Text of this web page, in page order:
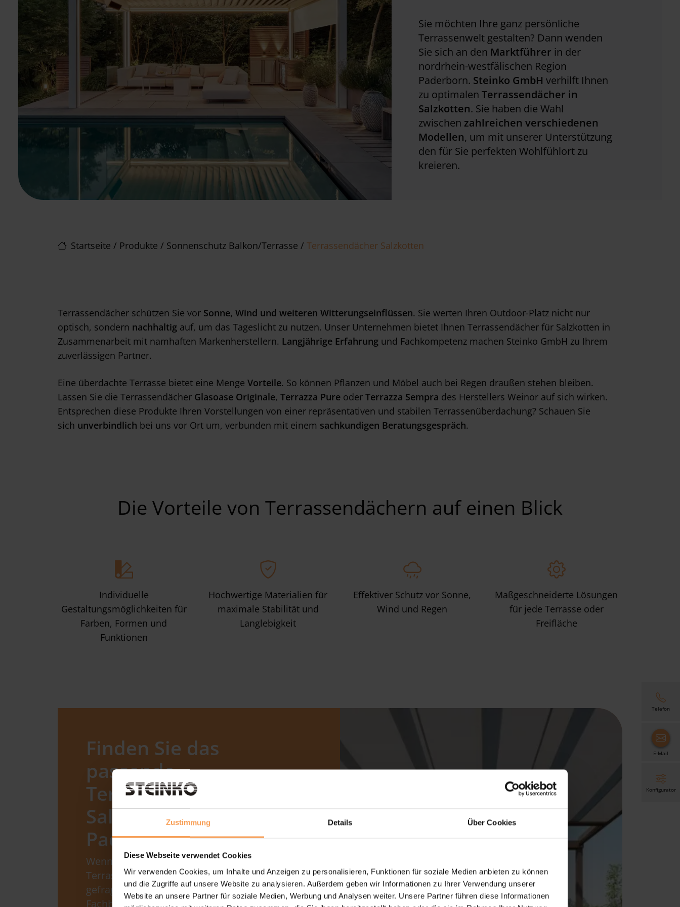
Zustimmung Details Über Cookies
Diese Webseite verwendet Cookies
Wir verwenden Cookies, um Inhalte und Anzeigen zu personalisieren, Funktionen für soziale Medien anbieten zu können
und die Zugriffe auf unsere Website zu analysieren. Außerdem geben wir Informationen zu Ihrer Verwendung unserer
Website an unsere Partner für soziale Medien, Werbung und Analysen weiter. Unsere Partner führen diese Informationen
Startseite / Produkte / Sonnenschutz Balkon/Terrasse / Terrassendächer Salzkotten
Sie möchten Ihre ganz persönliche
Terrassenwelt gestalten? Dann wenden
Sie sich an den Marktführer in der
nordrhein-westfälischen Region
Paderborn. Steinko GmbHverhilft Ihnen
zu optimalenTerrassendächer in
Salzkotten. Sie haben die Wahl
zwischen zahlreichen verschiedenen
Modellen, um mit unserer Unterstützung
den für Sie perfekten Wohlfühlort zu
kreieren.
Terrassendächer schützen Sie vor Sonne, Wind und weiteren Witterungseinflüssen. Sie werten Ihren Outdoor-Platz nicht nur
optisch, sondern nachhaltig auf, um das Tageslicht zu nutzen. Unser Unternehmen bietet Ihnen Terrassendächer für Salzkotten in
Zusammenarbeit mit namhaften Markenherstellern. Langjährige Erfahrung und Fachkompetenz machen Steinko GmbH zu Ihrem
zuverlässigen Partner.
Eine überdachte Terrasse bietet eine Menge Vorteile. So können Pflanzen und Möbel auch bei Regen draußen stehen bleiben.
Lassen Sie die Terrassendächer Glasoase Originale, Terrazza Pure oder Terrazza Sempra des Herstellers Weinor auf sich wirken.
Entsprechen diese Produkte Ihren Vorstellungen von einer repräsentativen und stabilen Terrassenüberdachung? Schauen Sie
sich unverbindlich bei uns vor Ort um, verbunden mit einem sachkundigen Beratungsgespräch.
Die Vorteile von Terrassendächern auf einen Blick
Individuelle
Gestaltungsmöglichkeiten für
Farben, Formen und
Funktionen
Hochwertige Materialien für
maximale Stabilität und
Langlebigkeit
Effektiver Schutz vor Sonne,
Wind und Regen
Maßgeschneiderte Lösungen
für jede Terrasse oder
Freifläche
Finden Sie das
passende
Terrassendach für
Salzkotten bei uns in
Paderborn
Wenn Outdoor-Lösungen und
Terrassendächer bei Ihnen in Salzkotten
gefragt sind, erreichen Sie unseren
Fachbetrieb in rund 25 Autominuten. Wir
Telefon
E-Mail
Konfigurator